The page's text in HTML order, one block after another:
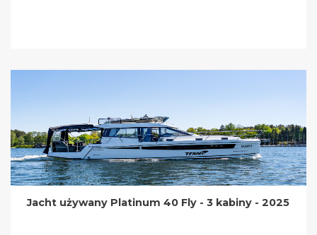
Jacht używany Platinum 40 Fly - 3 kabiny - 2025